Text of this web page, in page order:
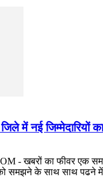
में नई जिम्मेदारियों
- खबरों का फीवर एक
समझने के साथ साथ पढने